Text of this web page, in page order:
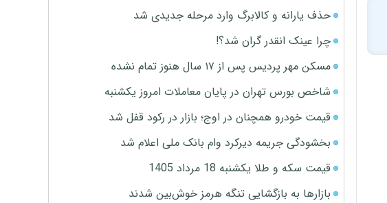
حذف یارانه و کالابرگ وارد مرحله جدیدی شد
چرا عینک انقدر گران شد؟!
مسکن مهر پردیس پس از ۱۷ سال هنوز تمام نشده
شاخص بورس تهران در پایان معاملات امروز یکشنبه
قیمت خودرو همچنان در اوج؛ بازار در رکود قفل شد
بخشودگی جریمه دیرکرد وام بانک ملی اعلام شد
قیمت سکه و طلا یکشنبه 18 مرداد 1405
بازارها به بازگشایی تنگه هرمز خوش‌بین شدند